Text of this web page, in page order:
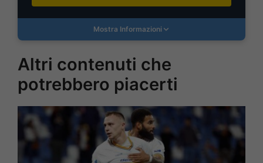
Mostra Informazioni
Altri contenuti che
potrebbero piacerti